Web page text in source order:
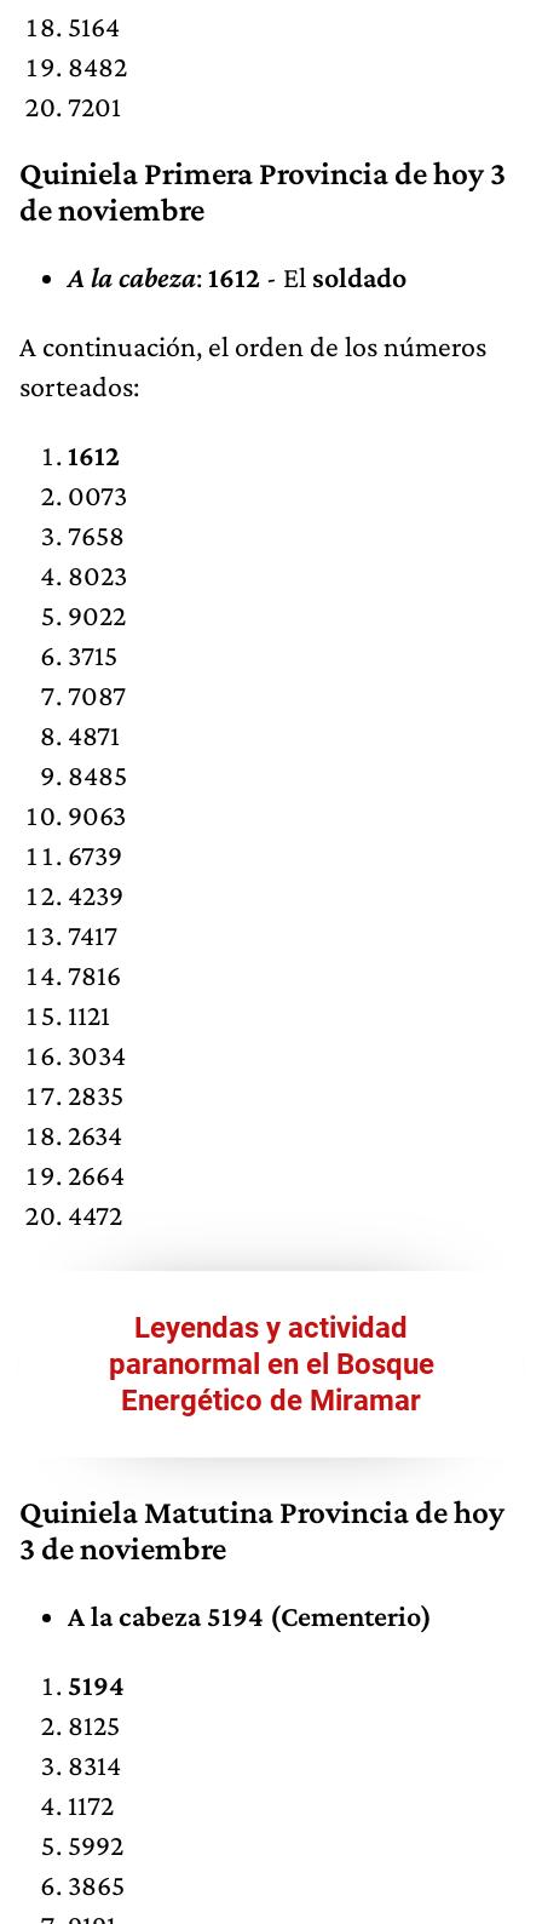
5164
8482
7201
Quiniela Primera Provincia de hoy 3
de noviembre
A la cabeza:1612 - El soldado
A continuación, el orden de los números
sorteados:
1612
0073
7658
8023
9022
3715
7087
4871
8485
9063
6739
4239
7417
7816
1121
3034
2835
2634
2664
4472
Leyendas y actividad
paranormal en el Bosque
Energético de Miramar
Quiniela Matutina Provincia de hoy
3 de noviembre
A la cabeza 5194 (Cementerio)
5194
8125
8314
1172
5992
3865